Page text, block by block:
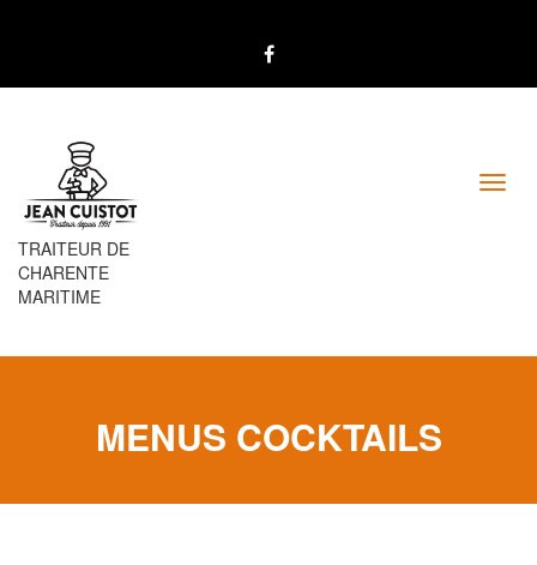
TRAITEUR DE
CHARENTE
MARITIME
MENUS COCKTAILS